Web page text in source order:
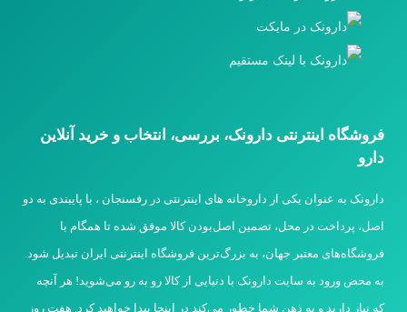
فروشگاه اینترنتی دارونک، بررسی، انتخاب و خرید آنلاین
دارو
دارونک به عنوان یکی از داروخانه های اینترنتی در رفسنجان ، با پایبندی به دو
اصل، پرداخت در محل، تضمین اصل‌بودن کالا موفق شده تا همگام با
فروشگاه‌های معتبر جهان، به بزرگ‌ترین فروشگاه اینترنتی ایران تبدیل شود.
به محض ورود به سایت دارونک با دنیایی از کالا رو به رو می‌شوید! هر آنچه
که نیاز دارید و به ذهن شما خطور می‌کند در اینجا پیدا خواهید کرد. هفت روز